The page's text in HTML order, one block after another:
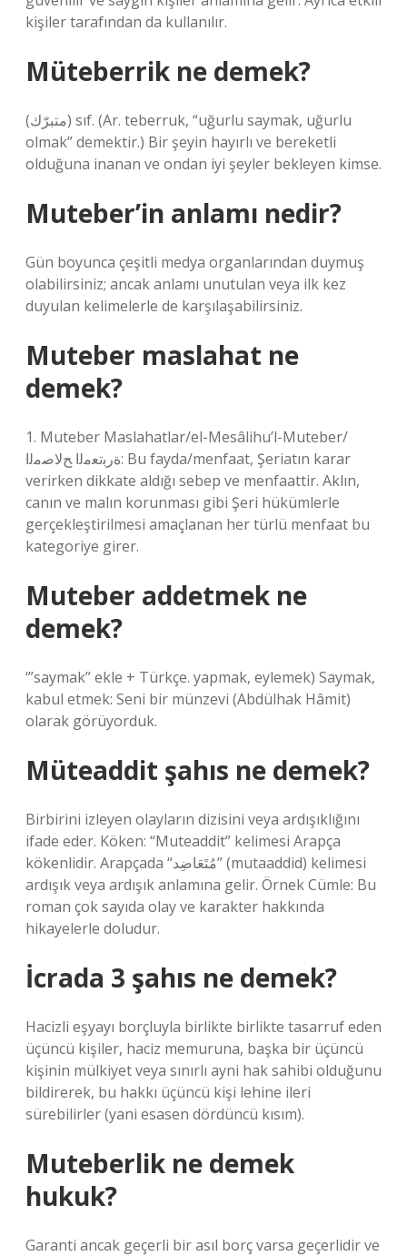
kişiler tarafından da kullanılır.
Müteberrik ne demek?
(ﻣﺘﺒﺮّﻙ) sıf. (Ar. teberruk, “uğurlu saymak, uğurlu
olmak” demektir.) Bir şeyin hayırlı ve bereketli
olduğuna inanan ve ondan iyi şeyler bekleyen kimse.
Muteber’in anlamı nedir?
Gün boyunca çeşitli medya organlarından duymuş
olabilirsiniz; ancak anlamı unutulan veya ilk kez
duyulan kelimelerle de karşılaşabilirsiniz.
Muteber maslahat ne
demek?
1. Muteber Maslahatlar/el-Mesâlihu’l-Muteber/
ةرﺑﺗﻌﻣﻟا ﺢﻟﺎﺻﻣﻟا: Bu fayda/menfaat, Şeriatın karar
verirken dikkate aldığı sebep ve menfaattir. Aklın,
canın ve malın korunması gibi Şeri hükümlerle
gerçekleştirilmesi amaçlanan her türlü menfaat bu
kategoriye girer.
Muteber addetmek ne
demek?
‘”saymak” ekle + Türkçe. yapmak, eylemek) Saymak,
kabul etmek: Seni bir münzevi (Abdülhak Hâmit)
olarak görüyorduk.
Müteaddit şahıs ne demek?
Birbirini izleyen olayların dizisini veya ardışıklığını
ifade eder. Köken: “Muteaddit” kelimesi Arapça
kökenlidir. Arapçada “مُتَعَاضِد” (mutaaddid) kelimesi
ardışık veya ardışık anlamına gelir. Örnek Cümle: Bu
roman çok sayıda olay ve karakter hakkında
hikayelerle doludur.
İcrada 3 şahıs ne demek?
Hacizli eşyayı borçluyla birlikte birlikte tasarruf eden
üçüncü kişiler, haciz memuruna, başka bir üçüncü
kişinin mülkiyet veya sınırlı ayni hak sahibi olduğunu
bildirerek, bu hakkı üçüncü kişi lehine ileri
sürebilirler (yani esasen dördüncü kısım).
Muteberlik ne demek
hukuk?
Garanti ancak geçerli bir asıl borç varsa geçerlidir ve